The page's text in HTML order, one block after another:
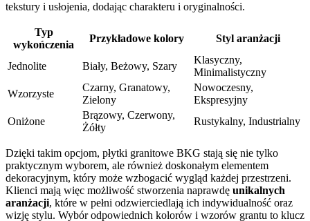
tekstury i usłojenia, dodając charakteru i oryginalności.
Typ
wykończenia
Przykładowe kolory Styl aranżacji
Jednolite Biały, Beżowy, Szary
Klasyczny,
Minimalistyczny
Wzorzyste
Czarny, Granatowy,
Zielony
Nowoczesny,
Ekspresyjny
Oniżone
Brązowy, Czerwony,
Żółty
Rustykalny, Industrialny
Dzięki takim opcjom, płytki granitowe BKG stają się nie tylko
praktycznym wyborem, ale również doskonałym elementem
dekoracyjnym, który może wzbogacić wygląd każdej przestrzeni.
Klienci mają więc możliwość stworzenia naprawdę unikalnych
aranżacji, które w pełni odzwierciedlają ich indywidualność oraz
wizję stylu. Wybór odpowiednich kolorów i wzorów grantu to klucz